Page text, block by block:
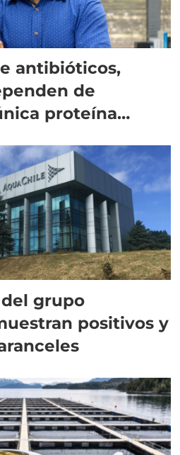
antibióticos,
de
proteína
grupo
positivos y